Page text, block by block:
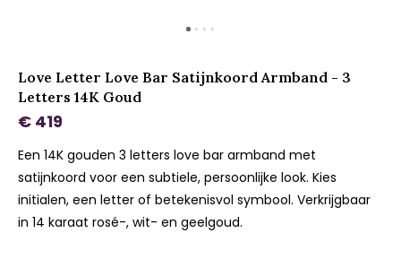
Love Letter Love Bar Satijnkoord Armband - 3
Letters 14K Goud
€ 419
Een 14K gouden 3 letters love bar armband met
satijnkoord voor een subtiele, persoonlijke look. Kies
initialen, een letter of betekenisvol symbool. Verkrijgbaar
in 14 karaat rosé-, wit- en geelgoud.